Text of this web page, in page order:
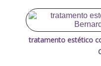
tratamento estético